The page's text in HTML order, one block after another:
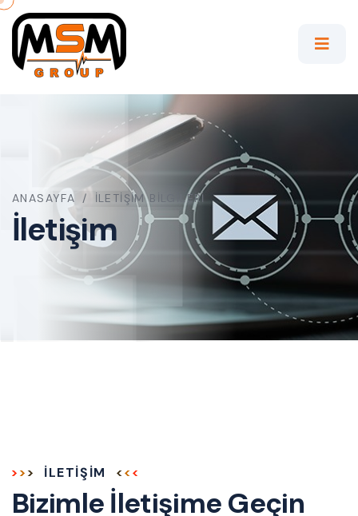
ANASAYFA / İLETIŞIM BILGILERI
İletişim
İLETIŞIM
Bizimle İletişime Geçin